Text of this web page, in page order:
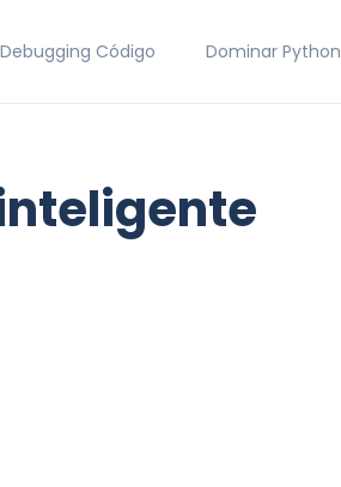
Debugging Código Dominar Python